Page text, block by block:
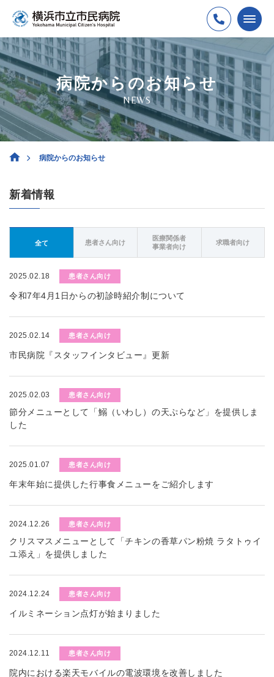
病院からのお知らせ
NEWS
病院からのお知らせ
新着情報
全て 患者さん向け
医療関係者
事業者向け
求職者向け
2025.02.18 患者さん向け
令和7年4月1日からの初診時紹介制について
2025.02.14 患者さん向け
市民病院『スタッフインタビュー』更新
2025.02.03 患者さん向け
節分メニューとして「鰯（いわし）の天ぷらなど」を提供しま
した
2025.01.07 患者さん向け
年末年始に提供した行事食メニューをご紹介します
2024.12.26 患者さん向け
クリスマスメニューとして「チキンの香草パン粉焼 ラタトゥイ
ユ添え」を提供しました
2024.12.24 患者さん向け
イルミネーション点灯が始まりました
2024.12.11 患者さん向け
院内における楽天モバイルの電波環境を改善しました